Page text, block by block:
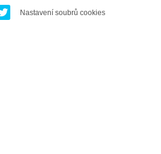
Nastavení soubrů cookies